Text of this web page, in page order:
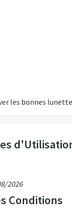
lunettes et
2026
Conditions